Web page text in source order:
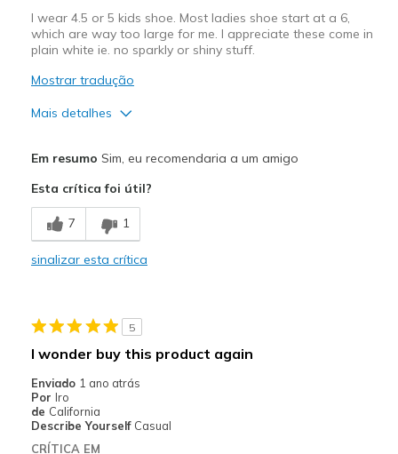
I wear 4.5 or 5 kids shoe. Most ladies shoe start at a 6,
which are way too large for me. I appreciate these come in
plain white ie. no sparkly or shiny stuff.
Mostrar tradução
Mais detalhes
Breathe Well
Stylish
Feels true to size
View On Shoes
Em resumo Sim, eu recomendaria a um amigo
Esta crítica foi útil?
7 1
sinalizar esta crítica
5
I wonder buy this product again
Enviado 1 ano atrás
Por Iro
de California
Describe Yourself Casual
CRÍTICA EM